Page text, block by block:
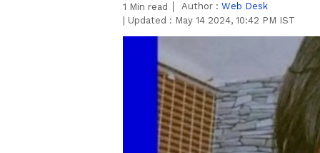
1 Min read Author : Web Desk
Updated : May 14 2024, 10:42 PM IST